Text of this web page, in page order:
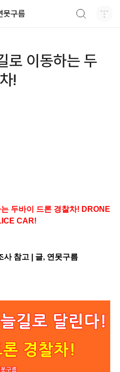
못구름
로 이동하는 두
!
두바이 드론 경찰차! DRONE
CAR!
사 참고 | 글, 연못구름